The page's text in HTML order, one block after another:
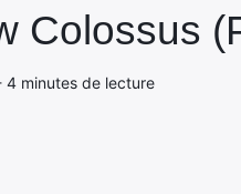
Colossus
4 minutes de lecture